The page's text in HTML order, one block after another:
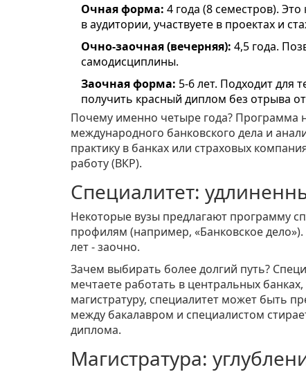
Очная форма: 4 года (8 семестров).
в аудитории, участвуете в проектах и
Очно-заочная (вечерняя): 4,5 года.
самодисциплины.
Заочная форма: 5-6 лет. Подходит для
получить красный диплом без отрыва
Почему именно четыре года? Программа
международного банковского дела и
практику в банках или страховых
работу (ВКР).
Специалитет:
Некоторые вузы предлагают программу
профилям (например, «Банковское
лет - заочно.
Зачем выбирать более долгий путь?
мечтаете работать в центральных
магистратуру, специалитет может быть
между бакалавром и специалистом
диплома.
Магистратура: